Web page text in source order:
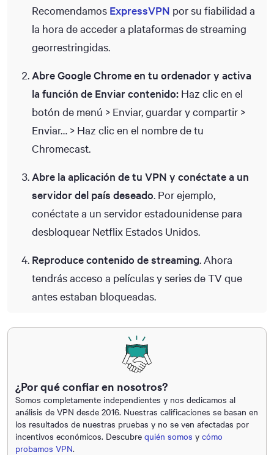
Recomendamos ExpressVPN por su fiabilidad a
la hora de acceder a plataformas de streaming
georrestringidas.
Abre Google Chrome en tu ordenador y activa
la función de Enviar contenido: Haz clic en el
botón de menú > Enviar, guardar y compartir >
Enviar… > Haz clic en el nombre de tu
Chromecast.
Abre la aplicación de tu VPN y conéctate a un
servidor del país deseado. Por ejemplo,
conéctate a un servidor estadounidense para
desbloquear Netflix Estados Unidos.
Reproduce contenido de streaming. Ahora
tendrás acceso a películas y series de TV que
antes estaban bloqueadas.
¿Por qué confiar en nosotros?
Somos completamente independientes y nos dedicamos al
análisis de VPN desde 2016. Nuestras calificaciones se basan en
los resultados de nuestras pruebas y no se ven afectadas por
incentivos económicos. Descubre quién somos y cómo
probamos VPN.